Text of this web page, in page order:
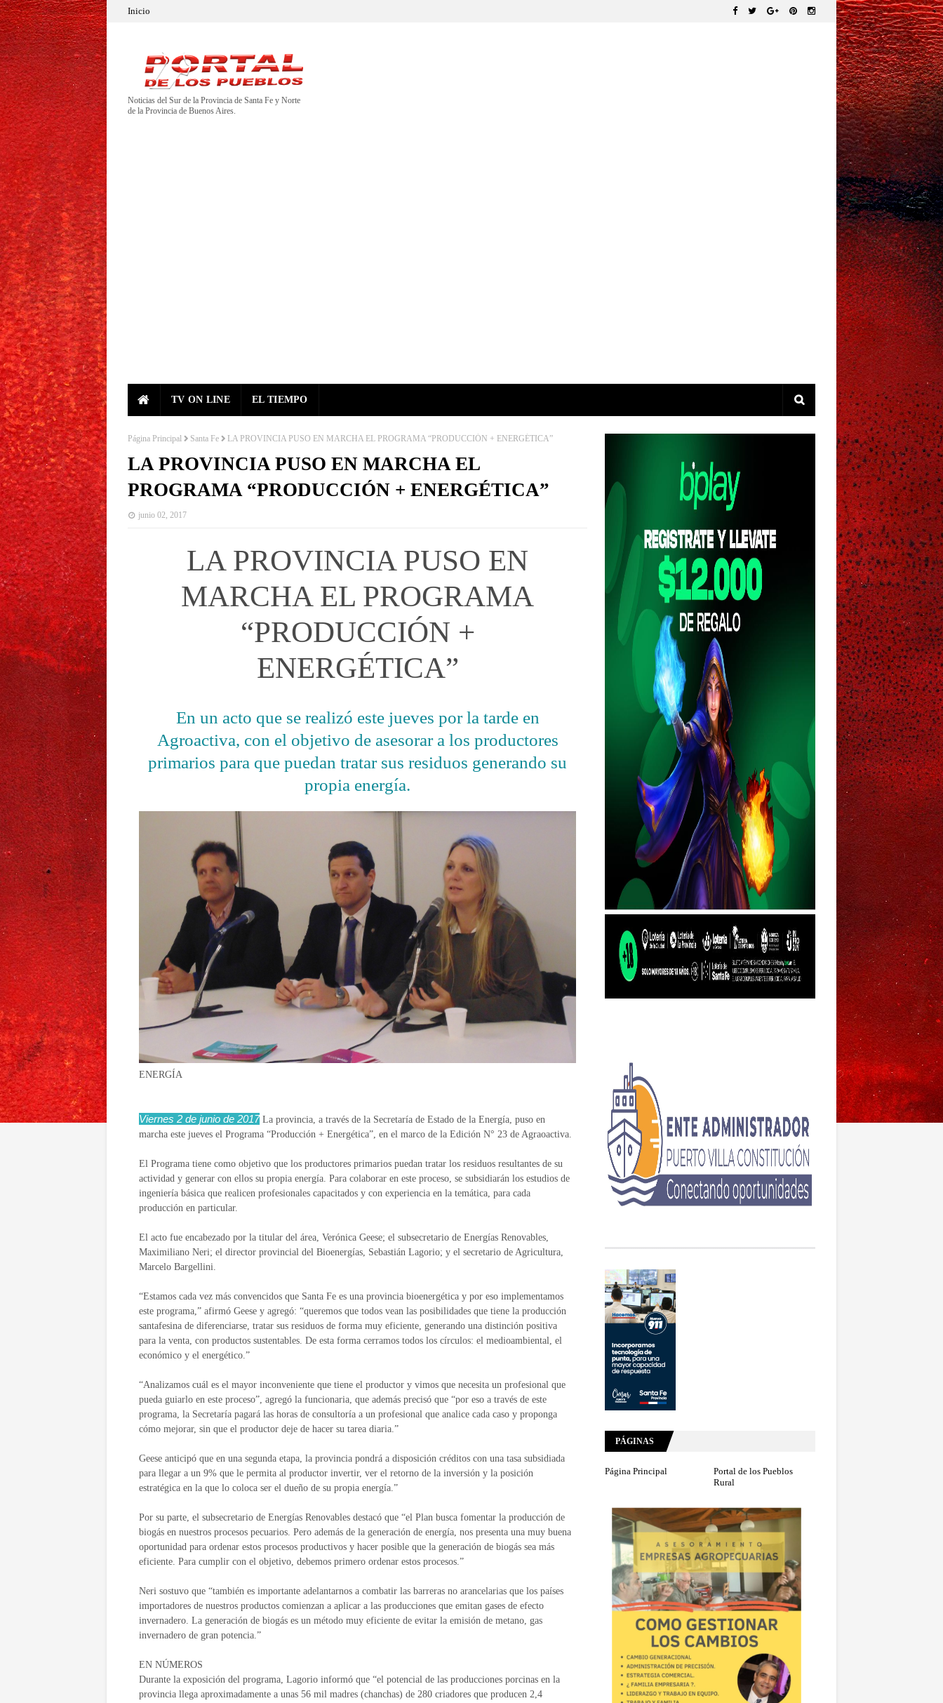
Inicio
Noticias del Sur de la Provincia de Santa Fe y Norte
de la Provincia de Buenos Aires.
TV ON LINE EL TIEMPO
Página Principal Santa Fe LA PROVINCIA PUSO EN MARCHA EL PROGRAMA “PRODUCCIÓN + ENERGÉTICA”
LA PROVINCIA PUSO EN MARCHA EL
PROGRAMA “PRODUCCIÓN + ENERGÉTICA”
junio 02, 2017
LA PROVINCIA PUSO EN
MARCHA EL PROGRAMA
“PRODUCCIÓN +
ENERGÉTICA”
En un acto que se realizó este jueves por la tarde en
Agroactiva, con el objetivo de asesorar a los productores
primarios para que puedan tratar sus residuos generando su
propia energía.
ENERGÍA
Viernes 2 de junio de 2017 La provincia, a través de la Secretaría de Estado de la Energía, puso en
marcha este jueves el Programa “Producción + Energética”, en el marco de la Edición N° 23 de Agraoactiva.
El Programa tiene como objetivo que los productores primarios puedan tratar los residuos resultantes de su
actividad y generar con ellos su propia energía. Para colaborar en este proceso, se subsidiarán los estudios de
ingeniería básica que realicen profesionales capacitados y con experiencia en la temática, para cada
producción en particular.
El acto fue encabezado por la titular del área, Verónica Geese; el subsecretario de Energías Renovables,
Maximiliano Neri; el director provincial del Bioenergías, Sebastián Lagorio; y el secretario de Agricultura,
Marcelo Bargellini.
“Estamos cada vez más convencidos que Santa Fe es una provincia bioenergética y por eso implementamos
este programa,” afirmó Geese y agregó: “queremos que todos vean las posibilidades que tiene la producción
santafesina de diferenciarse, tratar sus residuos de forma muy eficiente, generando una distinción positiva
para la venta, con productos sustentables. De esta forma cerramos todos los círculos: el medioambiental, el
económico y el energético.”
“Analizamos cuál es el mayor inconveniente que tiene el productor y vimos que necesita un profesional que
pueda guiarlo en este proceso”, agregó la funcionaria, que además precisó que “por eso a través de este
programa, la Secretaría pagará las horas de consultoría a un profesional que analice cada caso y proponga
cómo mejorar, sin que el productor deje de hacer su tarea diaria.”
Geese anticipó que en una segunda etapa, la provincia pondrá a disposición créditos con una tasa subsidiada
para llegar a un 9% que le permita al productor invertir, ver el retorno de la inversión y la posición
estratégica en la que lo coloca ser el dueño de su propia energía.”
Por su parte, el subsecretario de Energías Renovables destacó que “el Plan busca fomentar la producción de
biogás en nuestros procesos pecuarios. Pero además de la generación de energía, nos presenta una muy buena
oportunidad para ordenar estos procesos productivos y hacer posible que la generación de biogás sea más
eficiente. Para cumplir con el objetivo, debemos primero ordenar estos procesos.”
Neri sostuvo que “también es importante adelantarnos a combatir las barreras no arancelarias que los países
importadores de nuestros productos comienzan a aplicar a las producciones que emitan gases de efecto
invernadero. La generación de biogás es un método muy eficiente de evitar la emisión de metano, gas
invernadero de gran potencia.”
EN NÚMEROS
Durante la exposición del programa, Lagorio informó que “el potencial de las producciones porcinas en la
provincia llega aproximadamente a unas 56 mil madres (chanchas) de 280 criadores que producen 2,4
PÁGINAS
Página Principal
Portal de los Pueblos
Rural